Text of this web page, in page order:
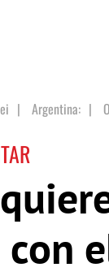
| Argentina: |
con